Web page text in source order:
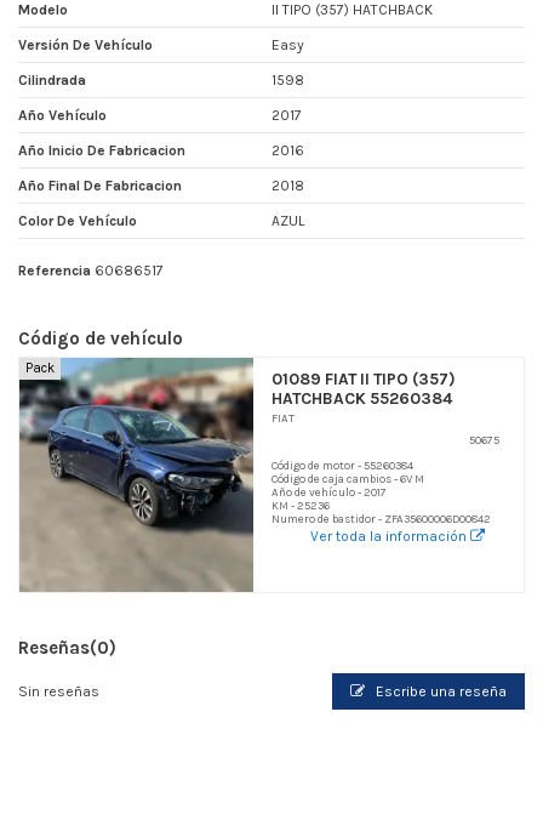
Modelo II TIPO (357) HATCHBACK
Versión De Vehículo Easy
Cilindrada 1598
Año Vehículo 2017
Año Inicio De Fabricacion 2016
Año Final De Fabricacion 2018
Color De Vehículo AZUL
Referencia 60686517
Código de vehículo
Pack
01089 FIAT II TIPO (357)
HATCHBACK 55260384
FIAT
50675
Código de motor - 55260384
Código de caja cambios - 6V M
Año de vehículo - 2017
KM - 25236
Numero de bastidor - ZFA35600006D00842
Ver toda la información
Reseñas(0)
Sin reseñas Escribe una reseña